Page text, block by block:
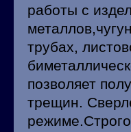
работы с
трубах,
позволяет
трещин.